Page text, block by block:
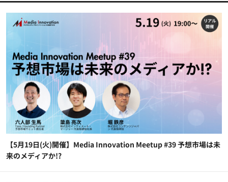
【5月19日(火)開催】Media Innovation Meetup #39 予想市場は未
来のメディアか!?